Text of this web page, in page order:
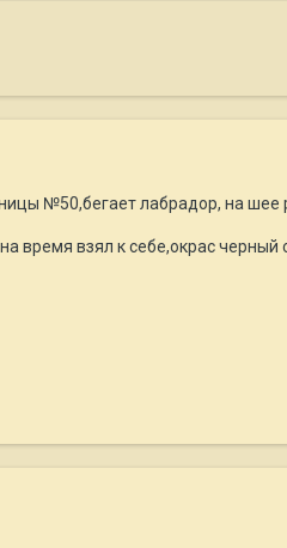
№50,бегает лабрадор, на шее
время взял к себе,окрас